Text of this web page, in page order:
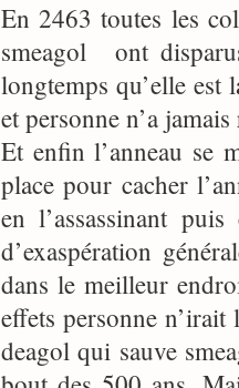
En 2463 toutes les
smeagol ont
longtemps qu’elle
et personne n’a
Et enfin l’anneau se
place pour cacher
en l’assassinant
d’exaspération
dans le meilleur
effets personne n’irait
deagol qui sauve